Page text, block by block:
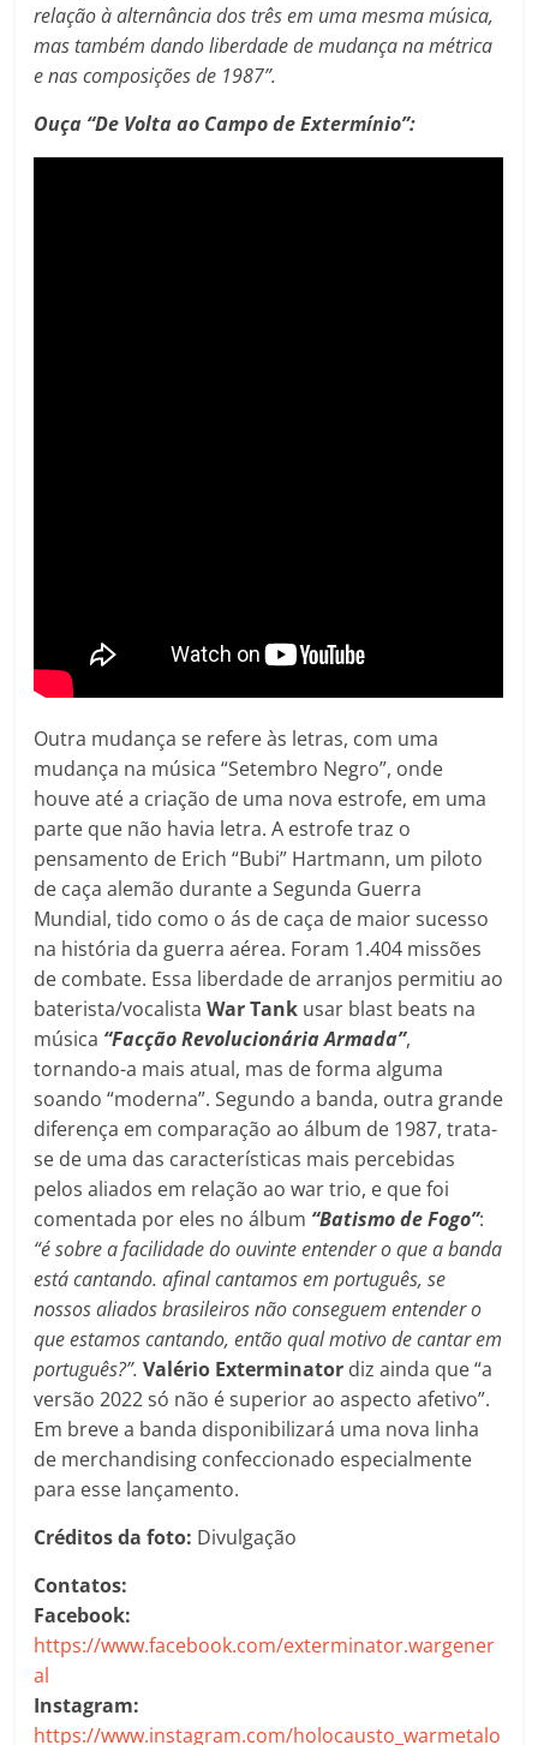
relação à alternância dos três em uma mesma música,
mas também dando liberdade de mudança na métrica
e nas composições de 1987”.
Ouça “De Volta ao Campo de Extermínio”:
Outra mudança se refere às letras, com uma
mudança na música “Setembro Negro”, onde
houve até a criação de uma nova estrofe, em uma
parte que não havia letra. A estrofe traz o
pensamento de Erich “Bubi” Hartmann, um piloto
de caça alemão durante a Segunda Guerra
Mundial, tido como o ás de caça de maior sucesso
na história da guerra aérea. Foram 1.404 missões
de combate. Essa liberdade de arranjos permitiu ao
baterista/vocalistaWar Tank usar blast beats na
música “Facção Revolucionária Armada”,
tornando-a mais atual, mas de forma alguma
soando “moderna”. Segundo a banda, outra grande
diferença em comparação ao álbum de 1987, trata-
se de uma das características mais percebidas
pelos aliados em relação ao war trio, e que foi
comentada por eles no álbum “Batismo de Fogo”:
“é sobre a facilidade do ouvinte entender o que a banda
está cantando. afinal cantamos em português, se
nossos aliados brasileiros não conseguem entender o
que estamos cantando, então qual motivo de cantar em
português?”.Valério Exterminator diz ainda que “a
versão 2022 só não é superior ao aspecto afetivo”.
Em breve a banda disponibilizará uma nova linha
de merchandising confeccionado especialmente
para esse lançamento.
Créditos da foto: Divulgação
Contatos:
Facebook:
https://www.facebook.com/exterminator.wargener
al
Instagram:
https://www.instagram.com/holocausto_warmetalo